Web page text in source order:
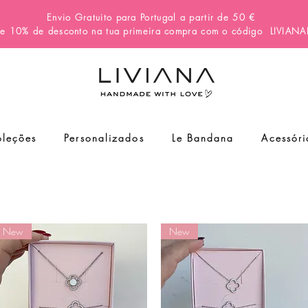
Envio Gratuito para Portugal a partir de 50 €
10% de desconto na tua primeira compra com o código
Personalizados Le Bandana
New New